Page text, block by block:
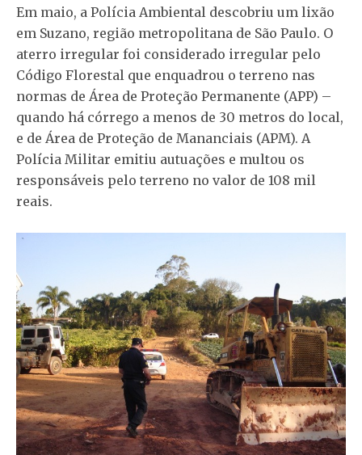
Em maio, a Polícia Ambiental descobriu um lixão
em Suzano, região metropolitana de São Paulo. O
aterro irregular foi considerado irregular pelo
Código Florestal que enquadrou o terreno nas
normas de Área de Proteção Permanente (APP) –
quando há córrego a menos de 30 metros do local,
e de Área de Proteção de Mananciais (APM). A
Polícia Militar emitiu autuações e multou os
responsáveis pelo terreno no valor de 108 mil
reais.